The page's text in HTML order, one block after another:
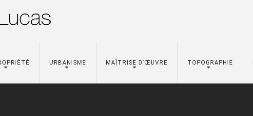
URBANISME MAÎTRISE D’ŒUVRE TOPOGRAPHIE